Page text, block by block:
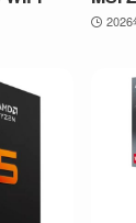
2026